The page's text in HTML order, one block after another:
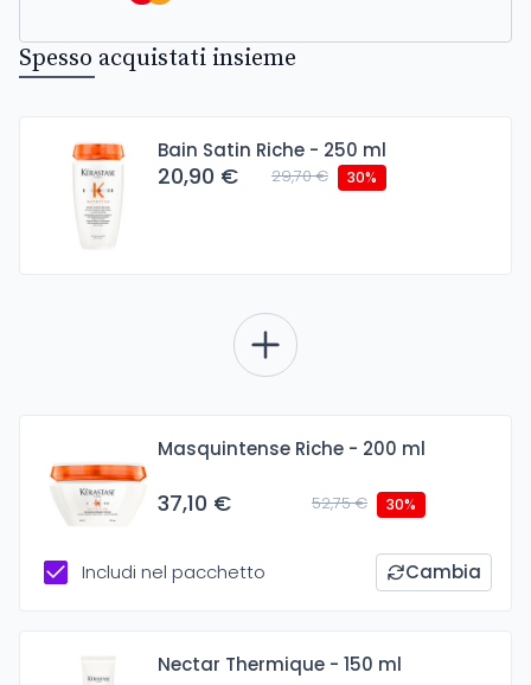
Spesso acquistati insieme
Bain Satin Riche - 250 ml
20,90 € 29,70 € 30%
Masquintense Riche - 200 ml
37,10 € 52,75 € 30%
Includi nel pacchetto Cambia
Nectar Thermique - 150 ml